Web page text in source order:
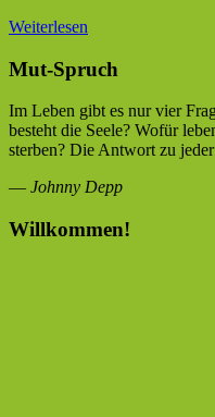
Weiterlesen
Mut-Spruch
Im Leben gibt es nur vier
besteht die Seele? Wofür
sterben? Die Antwort zu
— Johnny Depp
Willkommen!